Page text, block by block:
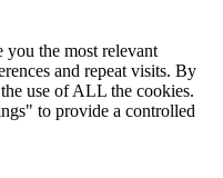
you the most relevant
and repeat visits. By
use of ALL the cookies.
to provide a controlled